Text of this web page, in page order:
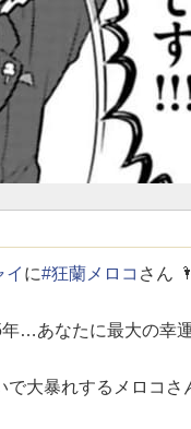
イ に#狂蘭メロコ さん
…あなたに最大の幸
で大暴れするメロコさ